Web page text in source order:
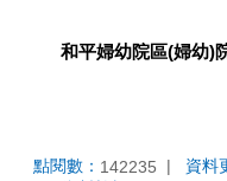
和平婦幼院區(婦幼)
點閱數： 142235 資料